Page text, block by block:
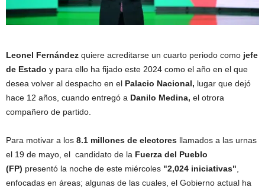
Leonel Fernández quiere acreditarse un cuarto periodo como jefe
de Estado y para ello ha fijado este 2024 como el año en el que
desea volver al despacho en el Palacio Nacional, lugar que dejó
hace 12 años, cuando entregó a Danilo Medina, el otrora
compañero de partido.
Para motivar a los 8.1 millones de electores llamados a las urnas
el 19 de mayo, el candidato de la Fuerza del Pueblo
(FP) presentó la noche de este miércoles "2,024 iniciativas"
enfocadas en áreas; algunas de las cuales, el Gobierno actual ha